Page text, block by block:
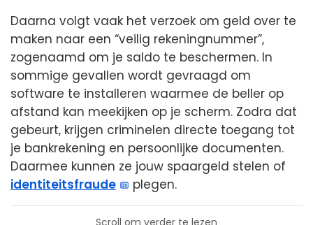
Daarna volgt vaak het verzoek om geld over te
maken naar een “veilig rekeningnummer”,
zogenaamd om je saldo te beschermen. In
sommige gevallen wordt gevraagd om
software te installeren waarmee de beller op
afstand kan meekijken op je scherm. Zodra dat
gebeurt, krijgen criminelen directe toegang tot
je bankrekening en persoonlijke documenten.
Daarmee kunnen ze jouw spaargeld stelen of
identiteitsfraude
plegen.
Scroll om verder te lezen